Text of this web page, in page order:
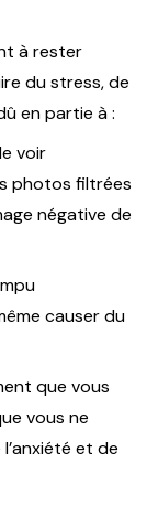
à rester
du stress, de
en partie à :
voir
photos filtrées
négative de
causer du
que vous
vous ne
et de